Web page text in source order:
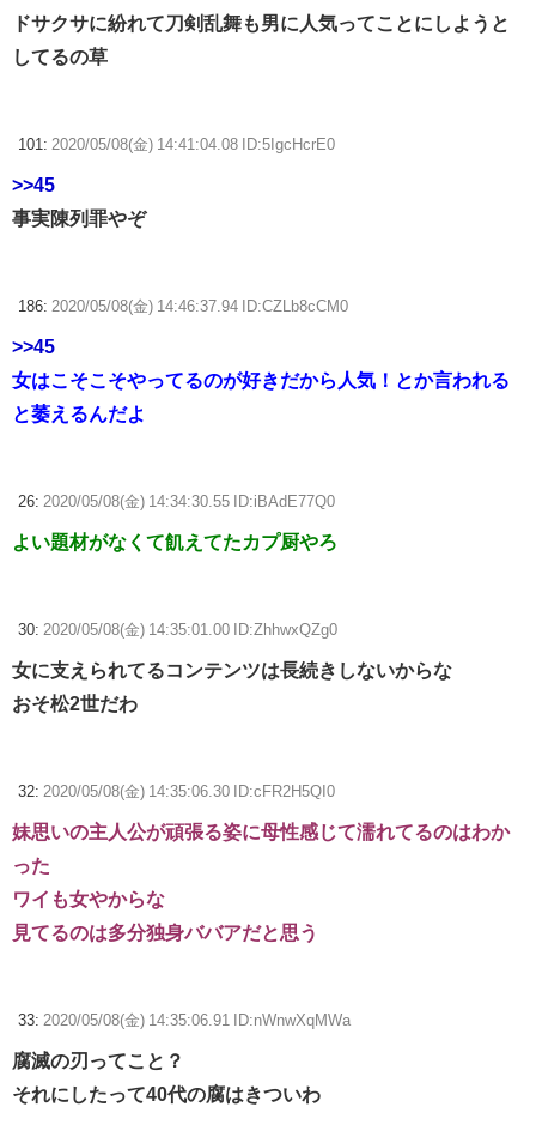
ドサクサに紛れて刀剣乱舞も男に人気ってことにしようと
してるの草
101: 2020/05/08(金) 14:41:04.08 ID:5IgcHcrE0
>>45
事実陳列罪やぞ
186: 2020/05/08(金) 14:46:37.94 ID:CZLb8cCM0
>>45
女はこそこそやってるのが好きだから人気！とか言われる
と萎えるんだよ
26: 2020/05/08(金) 14:34:30.55 ID:iBAdE77Q0
よい題材がなくて飢えてたカプ厨やろ
30: 2020/05/08(金) 14:35:01.00 ID:ZhhwxQZg0
女に支えられてるコンテンツは長続きしないからな
おそ松2世だわ
32: 2020/05/08(金) 14:35:06.30 ID:cFR2H5QI0
妹思いの主人公が頑張る姿に母性感じて濡れてるのはわか
った
ワイも女やからな
見てるのは多分独身ババアだと思う
33: 2020/05/08(金) 14:35:06.91 ID:nWnwXqMWa
腐滅の刃ってこと？
それにしたって40代の腐はきついわ